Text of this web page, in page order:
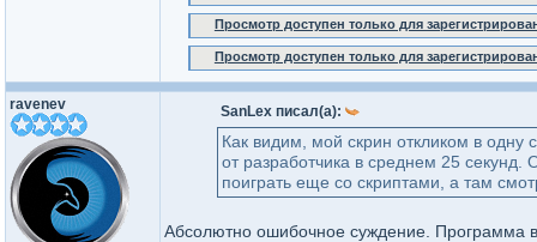
Просмотр доступен только для
Просмотр доступен только для
ravenev SanLex писал(а):
Как видим, мой скрин откликом в одну
от разработчика в среднем 25
поиграть еще со скриптами, а там
Абсолютно ошибочное суждение. Программа